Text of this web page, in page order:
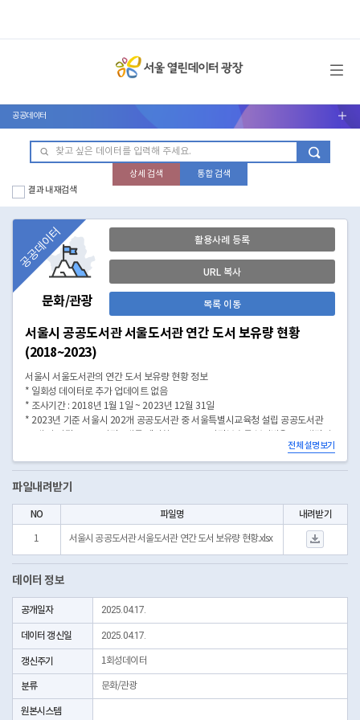
메뉴 열기
공공데이터 서브메뉴 열기
상세 검색
통합 검색
결과 내 재검색
문화/관광
공공데이터 활용사례 등록
URL 복사
목록 이동
서울시 공공도서관 서울도서관 연간 도서 보유량 현황
(2018~2023)
서울시 서울도서관의 연간 도서 보유량 현황 정보
* 일회성 데이터로 추가 업데이트 없음
* 조사기간 : 2018년 1월 1일 ~ 2023년 12월 31일
* 2023년 기준 서울시 202개 공공도서관 중 서울특별시교육청 설립 공공도서관
전체 설명보기
파일내려받기
NO 파일명 내려받기
1 서울시 공공도서관 서울도서관 연간 도서 보유량 현황.xlsx
서울시 공공도서관
데이터 정보
공개일자 2025.04.17.
데이터 갱신일 2025.04.17.
갱신주기 1회성데이터
분류 문화/관광
원본시스템